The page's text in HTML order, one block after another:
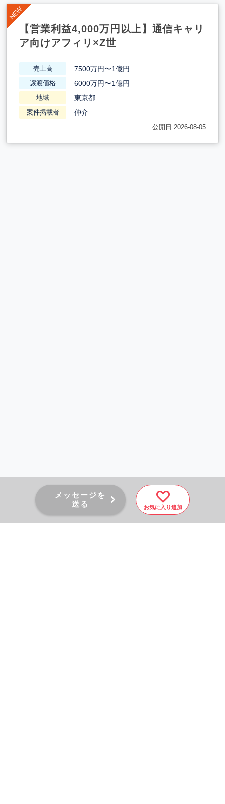
メッセージを
送る
お気に入り追加
【営業利益4,000万円以上】通信キャリ
ア向けアフィリ×Z世
売上高 7500万円〜1億円
譲渡価格 6000万円〜1億円
地域 東京都
案件掲載者 仲介
公開日:2026-08-05